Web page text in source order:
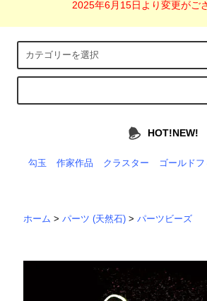
2025年6月15日より変更がご
HOT!NEW!
勾玉 作家作品 クラスター ゴールドフ
ホーム >パーツ (天然石) >パーツビーズ